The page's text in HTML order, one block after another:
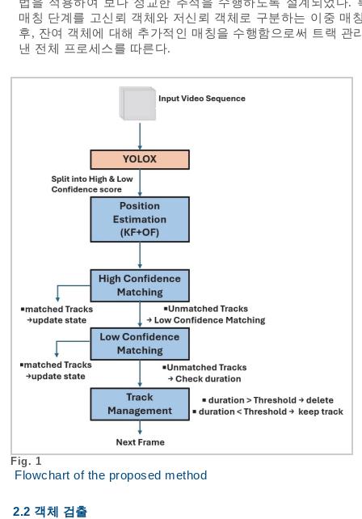
매칭 단계를 고신뢰 객체와 저신뢰 객체로 구분하는 이중 매
후, 잔여 객체에 대해 추가적인 매칭을 수행함으로써 트랙
낸 전체 프로세스를 따른다.
Fig. 1
Flowchart of the proposed method
2.2 객체 검출